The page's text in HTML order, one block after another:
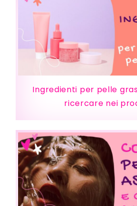
Ingredienti per pelle
ricercare nei